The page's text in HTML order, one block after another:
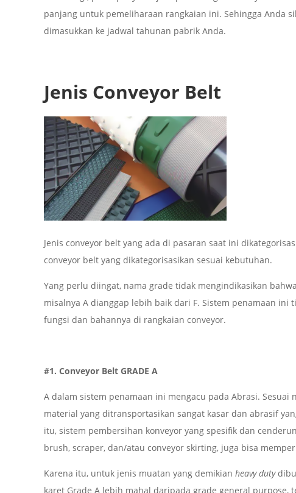
panjang untuk pemeliharaan rangkaian ini. Sehingga Anda
dimasukkan ke jadwal tahunan pabrik Anda.
Jenis Conveyor Belt
Jenis conveyor belt yang ada di pasaran saat ini
conveyor belt yang dikategorisasikan sesuai kebutuhan.
Yang perlu diingat, nama grade tidak mengindikasikan
misalnya A dianggap lebih baik dari F. Sistem penamaan
fungsi dan bahannya di rangkaian conveyor.
#1. Conveyor Belt GRADE A
A dalam sistem penamaan ini mengacu pada Abrasi. Sesuai
material yang ditransportasikan sangat kasar dan abrasif
itu, sistem pembersihan konveyor yang spesifik dan
brush, scraper, dan/atau conveyor skirting, juga bisa
Karena itu, untuk jenis muatan yang demikian heavy duty
karet Grade A lebih mahal daripada grade general purpose,